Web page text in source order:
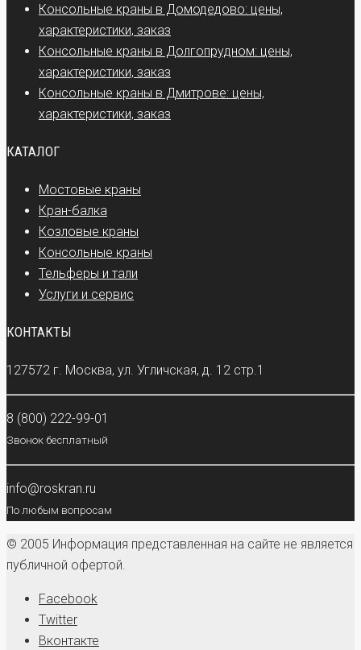
Консольные краны в Домодедово: цены,
характеристики, заказ
Консольные краны в Долгопрудном: цены,
характеристики, заказ
Консольные краны в Дмитрове: цены,
характеристики, заказ
КАТАЛОГ
Мостовые краны
Кран-балка
Козловые краны
Консольные краны
Тельферы и тали
Услуги и сервис
КОНТАКТЫ
127572 г. Москва, ул. Угличская, д. 12 стр.1
8 (800) 222-99-01
Звонок бесплатный
info@roskran.ru
По любым вопросам
© 2005 Информация представленная на сайте не является
публичной офертой.
Facebook
Twitter
Вконтакте